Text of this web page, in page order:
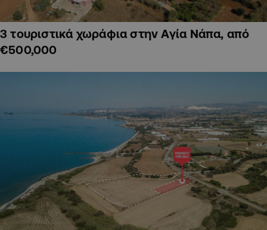
3 τουριστικά χωράφια στην Αγία Νάπα, από
€500,000